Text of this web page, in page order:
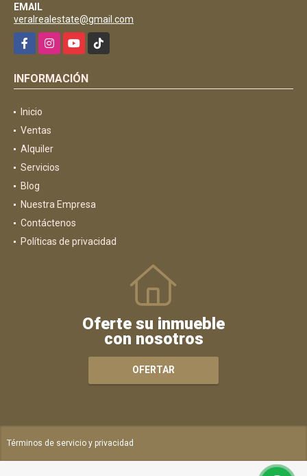
EMAIL
veralrealestate@gmail.com
FacebookInstagramYouTubeTikTok
INFORMACIÓN
Inicio
Ventas
Alquiler
Servicios
Blog
Nuestra Empresa
Contáctenos
Políticas de privacidad
Oferte su inmueble
con nosotros
OFERTAR
Términos de servicio y privacidad